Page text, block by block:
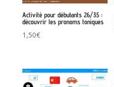
Activité pour débutants 26/35 :
découvrir les pronoms toniques
1,50€